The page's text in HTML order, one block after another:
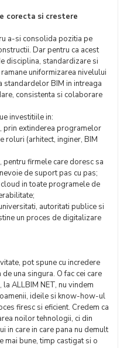
corecta si crestere
a-si consolida pozitia pe
Dar pentru ca acest
disciplina, standardizare si
uniformizarea nivelului
standardelor BIM in intreaga
consistenta si colaborare
investitiile in:
prin extinderea programelor
roluri (arhitect, inginer, BIM
firmele care doresc sa
de suport pas cu pas;
in toate programele de
autoritati publice si
un proces de digitalizare
pot spune cu incredere
una singura. O fac cei care
ALLBIM NET, nu vindem
ideile si know-how-ul
firesc si eficient. Credem ca
noilor tehnologii, ci din
in care in care pana nu demult
mai bune, timp castigat si o